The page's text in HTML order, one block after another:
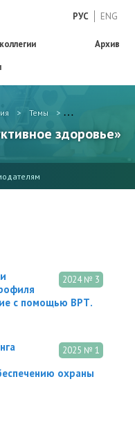
РУС ENG
Архив
> Темы >
здоровье»
2024 № 3
с помощью ВРТ.
2025 № 1
охраны